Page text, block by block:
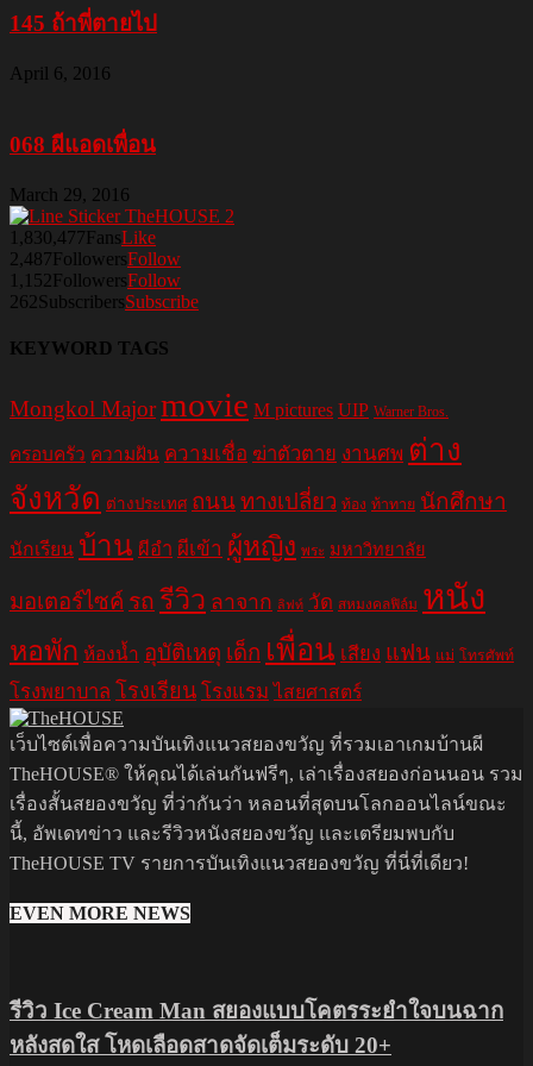
145 ถ้าพี่ตายไป
April 6, 2016
068 ผีแอดเพื่อน
March 29, 2016
1,830,477FansLike
2,487FollowersFollow
1,152FollowersFollow
262SubscribersSubscribe
KEYWORD TAGS
Mongkol Majormovie M pictures UIP Warner Bros.
ครอบครัว ความฝัน ความเชื่อ ฆ่าตัวตาย งานศพ ต่าง
จังหวัด ต่างประเทศ ถนนทางเปลี่ยว ท้อง ท้าทาย นักศึกษา
นักเรียน บ้าน ผีอำ ผีเข้า ผู้หญิง พระ มหาวิทยาลัย
มอเตอร์ไซค์ รถ รีวิว ลาจาก ลิฟท์ วัด สหมงคลฟิล์ม หนัง
หอพัก ห้องน้ำ อุบัติเหตุ เด็ก เพื่อน เสียง แฟน แม่ โทรศัพท์
โรงพยาบาล โรงเรียน โรงแรม ไสยศาสตร์
เว็บไซต์เพื่อความบันเทิงแนวสยองขวัญ ที่รวมเอาเกมบ้านผี
TheHOUSE® ให้คุณได้เล่นกันฟรีๆ, เล่าเรื่องสยองก่อนนอน รวม
เรื่องสั้นสยองขวัญ ที่ว่ากันว่า หลอนที่สุดบนโลกออนไลน์ขณะ
นี้, อัพเดทข่าว และรีวิวหนังสยองขวัญ และเตรียมพบกับ
TheHOUSE TV รายการบันเทิงแนวสยองขวัญ ที่นี่ที่เดียว!
EVEN MORE NEWS
รีวิว Ice Cream Man สยองแบบโคตรระยำใจบนฉาก
หลังสดใส โหดเลือดสาดจัดเต็มระดับ 20+